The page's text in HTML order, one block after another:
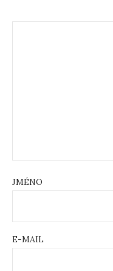
JMÉNO
E-MAIL